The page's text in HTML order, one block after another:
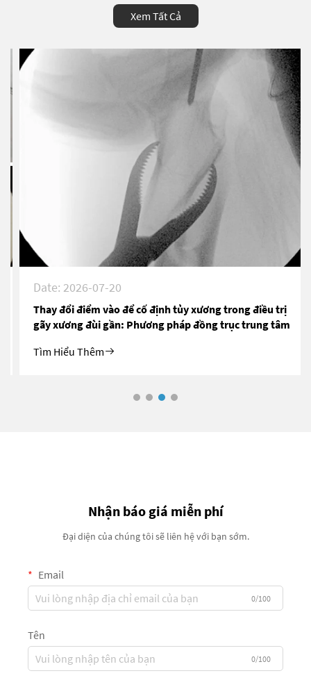
Xem Tất Cả
Date: 2026-07-20
Thay đổi điểm vào để cố định tủy xương trong điều trị
gãy xương đùi gần: Phương pháp đồng trục trung tâm
Tìm Hiểu Thêm
Nhận báo giá miễn phí
Đại diện của chúng tôi sẽ liên hệ với bạn sớm.
Email
0/100
Tên
0/100